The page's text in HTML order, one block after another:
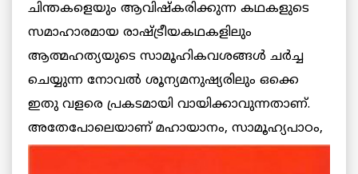
ചിന്തകളെയും ആവിഷ്‌കരിക്കുന്ന കഥകളുടെ
സമാഹാരമായ രാഷ്ട്രീയകഥകളിലും
ആത്മഹത്യയുടെ സാമൂഹികവശങ്ങൾ ചർച്ച
ചെയ്യുന്ന നോവൽ ശൂന്യമനുഷ്യരിലും ഒക്കെ
ഇതു വളരെ പ്രകടമായി വായിക്കാവുന്നതാണ്.
അതേപോലെയാണ്മഹായാനം, സാമൂഹ്യപാഠം,